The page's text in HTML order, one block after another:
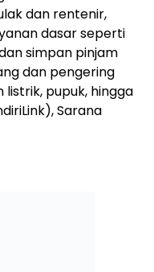
dan rentenir,
dasar seperti
simpan pinjam
dan pengering
pupuk, hingga
Sarana